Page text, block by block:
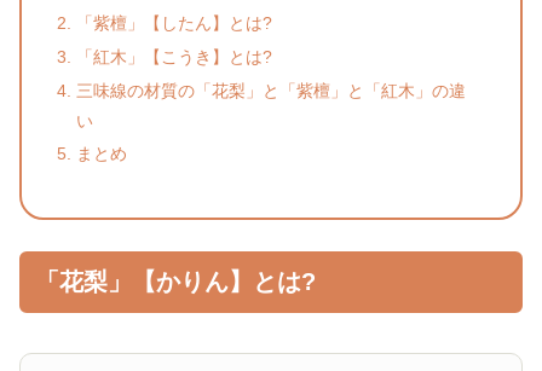
「紫檀」【したん】とは?
「紅木」【こうき】とは?
三味線の材質の「花梨」と「紫檀」と「紅木」の違
い
まとめ
「花梨」【かりん】とは?